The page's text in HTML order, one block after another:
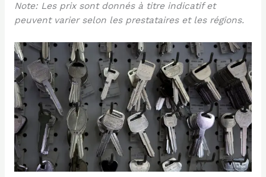
Note: Les prix sont donnés à titre indicatif et
peuvent varier selon les prestataires et les régions.